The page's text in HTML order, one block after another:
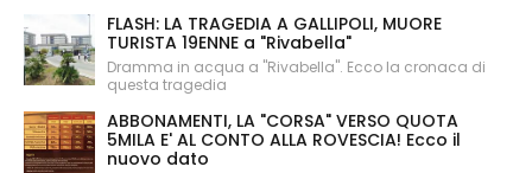
FLASH: LA TRAGEDIA A GALLIPOLI, MUORE
TURISTA 19ENNE a "Rivabella"
Dramma in acqua a "Rivabella". Ecco la cronaca di
questa tragedia
ABBONAMENTI, LA "CORSA" VERSO QUOTA
5MILA E' AL CONTO ALLA ROVESCIA! Ecco il
nuovo dato